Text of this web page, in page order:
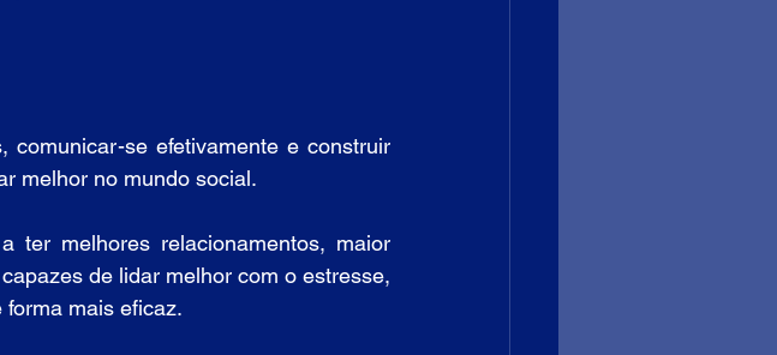
se efetivamente e construir
melhor no mundo social.
ter melhores relacionamentos, maior
de lidar melhor com o estresse,
mais eficaz.